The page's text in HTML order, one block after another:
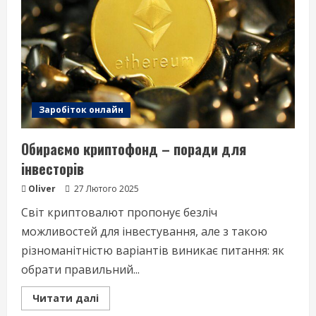
Заробіток онлайн
Обираємо криптофонд – поради для
інвесторів
Oliver 27 Лютого 2025
Світ криптовалют пропонує безліч
можливостей для інвестування, але з такою
різноманітністю варіантів виникає питання: як
обрати правильний...
Читати даліRead
more